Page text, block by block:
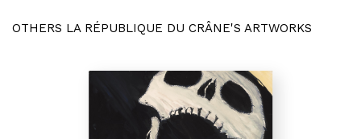
OTHERS LA RÉPUBLIQUE DU CRÂNE'S ARTWORKS